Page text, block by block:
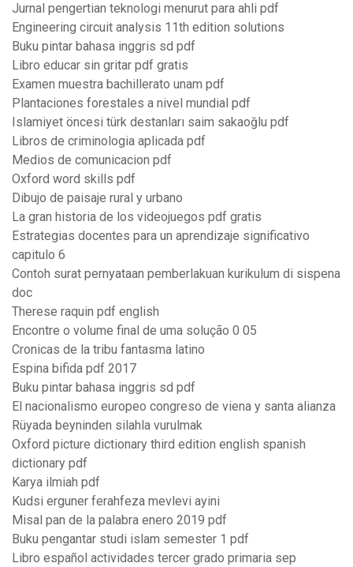
Jurnal pengertian teknologi menurut para ahli pdf
Engineering circuit analysis 11th edition solutions
Buku pintar bahasa inggris sd pdf
Libro educar sin gritar pdf gratis
Examen muestra bachillerato unam pdf
Plantaciones forestales a nivel mundial pdf
Islamiyet öncesi türk destanları saim sakaoğlu pdf
Libros de criminologia aplicada pdf
Medios de comunicacion pdf
Oxford word skills pdf
Dibujo de paisaje rural y urbano
La gran historia de los videojuegos pdf gratis
Estrategias docentes para un aprendizaje significativo
capitulo 6
Contoh surat pernyataan pemberlakuan kurikulum di sispena
doc
Therese raquin pdf english
Encontre o volume final de uma solução 0 05
Cronicas de la tribu fantasma latino
Espina bifida pdf 2017
Buku pintar bahasa inggris sd pdf
El nacionalismo europeo congreso de viena y santa alianza
Rüyada beyninden silahla vurulmak
Oxford picture dictionary third edition english spanish
dictionary pdf
Karya ilmiah pdf
Kudsi erguner ferahfeza mevlevi ayini
Misal pan de la palabra enero 2019 pdf
Buku pengantar studi islam semester 1 pdf
Libro español actividades tercer grado primaria sep